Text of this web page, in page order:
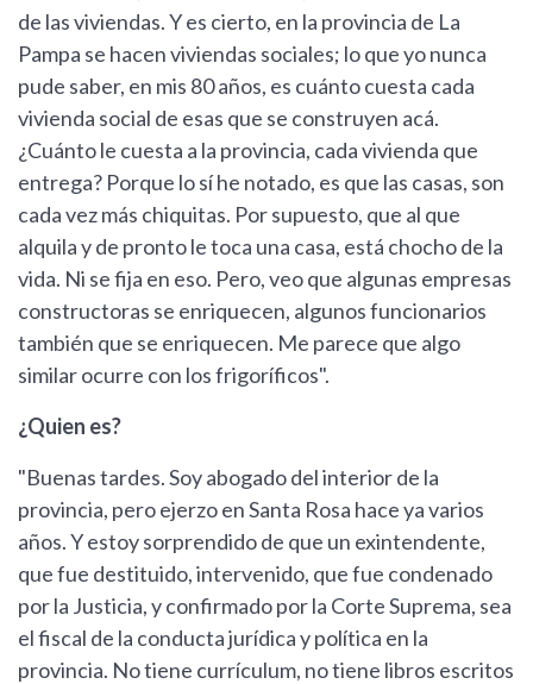
de las viviendas. Y es cierto, en la provincia de La
Pampa se hacen viviendas sociales; lo que yo nunca
pude saber, en mis 80 años, es cuánto cuesta cada
vivienda social de esas que se construyen acá.
¿Cuánto le cuesta a la provincia, cada vivienda que
entrega? Porque lo sí he notado, es que las casas, son
cada vez más chiquitas. Por supuesto, que al que
alquila y de pronto le toca una casa, está chocho de la
vida. Ni se fija en eso. Pero, veo que algunas empresas
constructoras se enriquecen, algunos funcionarios
también que se enriquecen. Me parece que algo
similar ocurre con los frigoríficos".
¿Quien es?
"Buenas tardes. Soy abogado del interior de la
provincia, pero ejerzo en Santa Rosa hace ya varios
años. Y estoy sorprendido de que un exintendente,
que fue destituido, intervenido, que fue condenado
por la Justicia, y confirmado por la Corte Suprema, sea
el fiscal de la conducta jurídica y política en la
provincia. No tiene currículum, no tiene libros escritos